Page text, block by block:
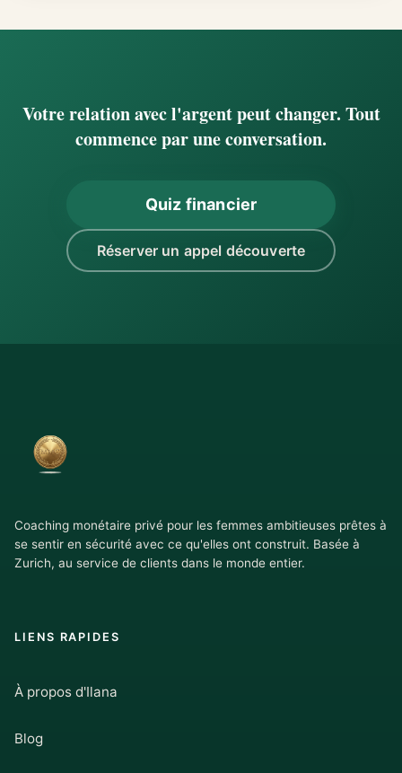
Votre relation avec l'argent peut changer. Tout
commence par une conversation.
Quiz financier
Réserver un appel découverte
Coaching monétaire privé pour les femmes ambitieuses prêtes à
se sentir en sécurité avec ce qu'elles ont construit. Basée à
Zurich, au service de clients dans le monde entier.
LIENS RAPIDES
À propos d'Ilana
Blog